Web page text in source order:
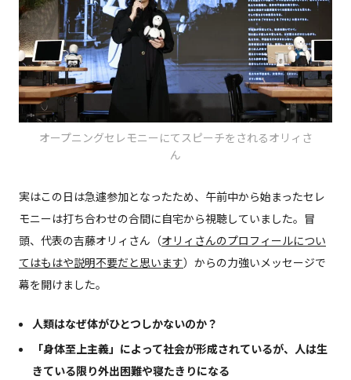
オープニングセレモニーにてスピーチをされるオリィさ
ん
実はこの日は急遽参加となったため、午前中から始まったセレ
モニーは打ち合わせの合間に自宅から視聴していました。冒
頭、代表の吉藤オリィさん（オリィさんのプロフィールについ
てはもはや説明不要だと思います）からの力強いメッセージで
幕を開けました。
人類はなぜ体がひとつしかないのか？
「身体至上主義」によって社会が形成されているが、人は生
きている限り外出困難や寝たきりになる